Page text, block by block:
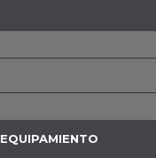
EQUIPAMIENTO